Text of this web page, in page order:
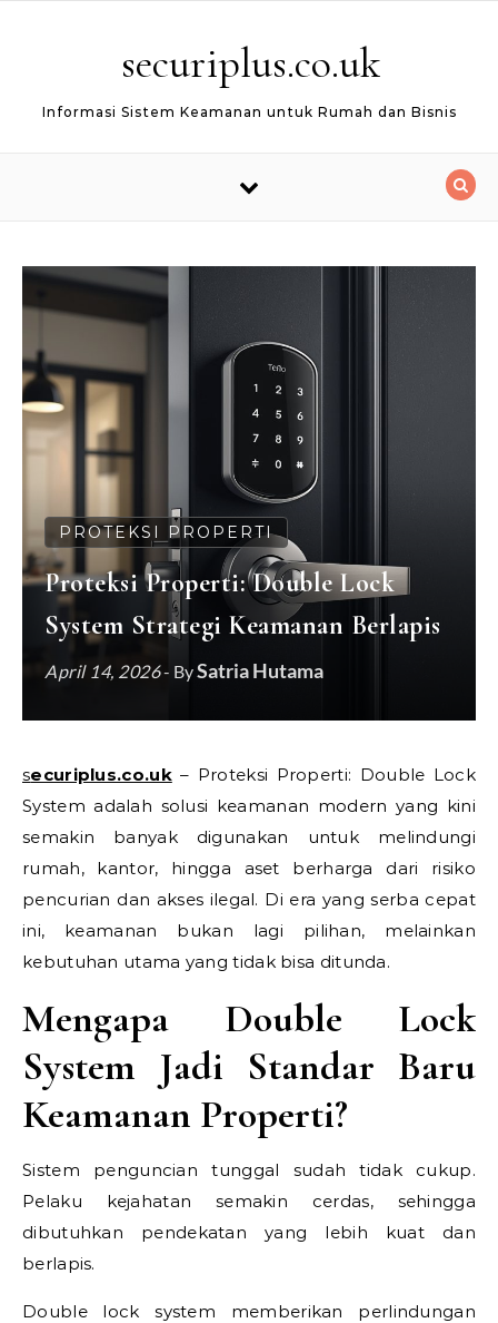
securiplus.co.uk
Informasi Sistem Keamanan untuk Rumah dan Bisnis
PROTEKSI PROPERTI
Proteksi Properti: Double Lock
System Strategi Keamanan Berlapis
April 14, 2026- BySatria Hutama
securiplus.co.uk– Proteksi Properti: Double Lock
System adalah solusi keamanan modern yang kini
semakin banyak digunakan untuk melindungi
rumah, kantor, hingga aset berharga dari risiko
pencurian dan akses ilegal. Di era yang serba cepat
ini, keamanan bukan lagi pilihan, melainkan
kebutuhan utama yang tidak bisa ditunda.
Mengapa Double Lock
System Jadi Standar Baru
Keamanan Properti?
Sistem penguncian tunggal sudah tidak cukup.
Pelaku kejahatan semakin cerdas, sehingga
dibutuhkan pendekatan yang lebih kuat dan
berlapis.
Double lock system memberikan perlindungan